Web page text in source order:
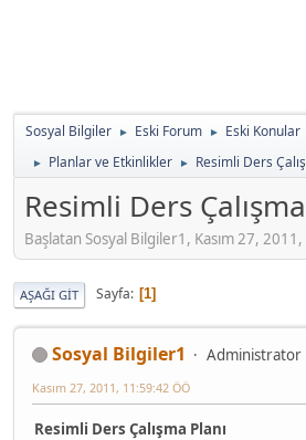
Sosyal Bilgiler ► Eski Forum ► Eski Konular
► Planlar ve Etkinlikler ► Resimli Ders
Resimli Ders
Başlatan Sosyal Bilgiler1, Kasım 27,
AŞAĞI GIT Sayfa 1
Sosyal Bilgiler1 Administrator
Kasım 27, 2011, 11:59:42 ÖÖ
Resimli Ders Çalışma Planı